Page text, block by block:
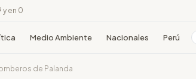
y en 0
Medio Ambiente Nacionales Perú
de Palanda